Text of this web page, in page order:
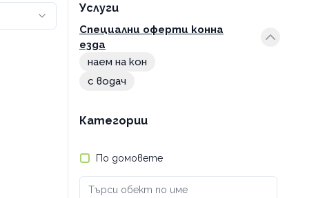
Услуги
Специални оферти конна
езда
наем на кон
с водач
Категории
По домовете